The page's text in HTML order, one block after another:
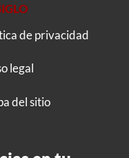
de privacidad
legal
del sitio